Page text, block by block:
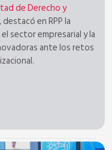
de Derecho y
, destacó en RPP la
sector empresarial y la
ante los retos